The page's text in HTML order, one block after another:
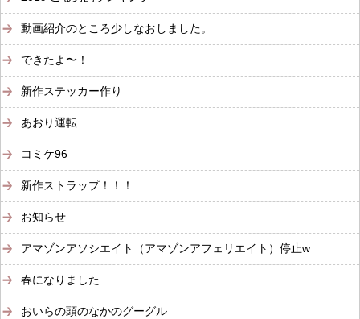
動画紹介のところ少しなおしました。
できたよ〜！
新作ステッカー作り
あおり運転
コミケ96
新作ストラップ！！！
お知らせ
アマゾンアソシエイト（アマゾンアフェリエイト）停止w
春になりました
おいらの頭のなかのグーグル